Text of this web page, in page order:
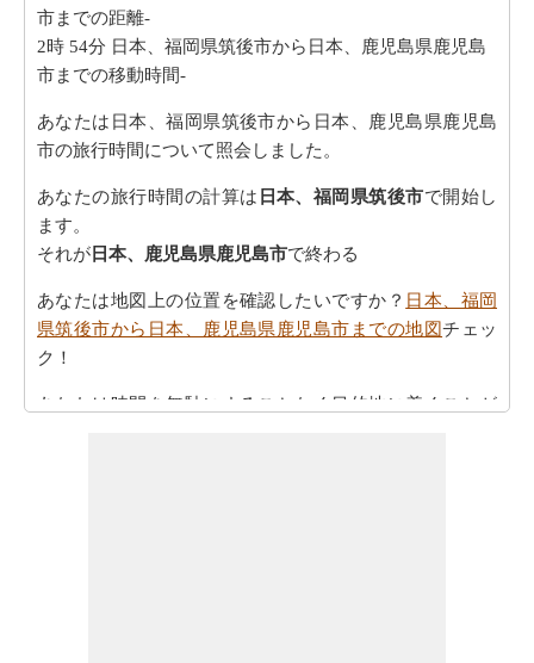
市までの距離-
2時 54分 日本、福岡県筑後市から日本、鹿児島県鹿児島
市までの移動時間-
あなたは日本、福岡県筑後市から日本、鹿児島県鹿児島
市の旅行時間について照会しました。
あなたの旅行時間の計算は 日本、福岡県筑後市で開始し
ます。
それが 日本、鹿児島県鹿児島市で終わる
あなたは地図上の位置を確認したいですか？ 日本、福岡
県筑後市から日本、鹿児島県鹿児島市までの地図チェッ
ク！
あなたは時間を無駄にすることなく目的地に着くことが